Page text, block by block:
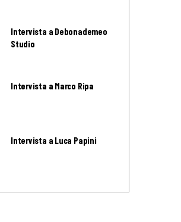
Intervista a Debonademeo
Studio
Intervista a Marco Ripa
Intervista a Luca Papini